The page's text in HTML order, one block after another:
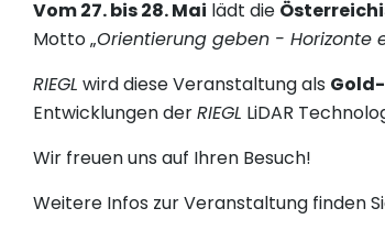
Vom 27. bis 28. Mai lädt die
Motto „Orientierung geben - Horizonte
RIEGL wird diese Veranstaltung als
Entwicklungen derRIEGL LiDAR
Wir freuen uns auf Ihren Besuch!
Weitere Infos zur Veranstaltung finden